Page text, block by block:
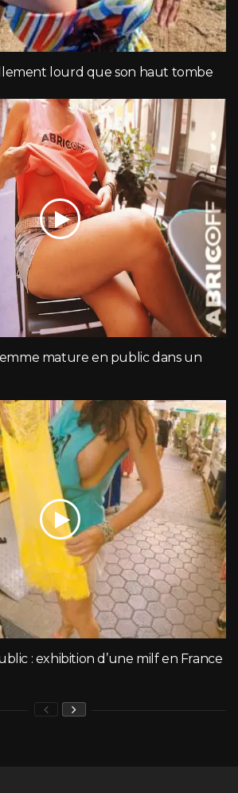
lourd que son haut tombe
mature en public dans un
: exhibition d’une milf en France